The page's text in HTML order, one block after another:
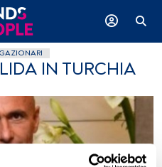
IN TURCHIA